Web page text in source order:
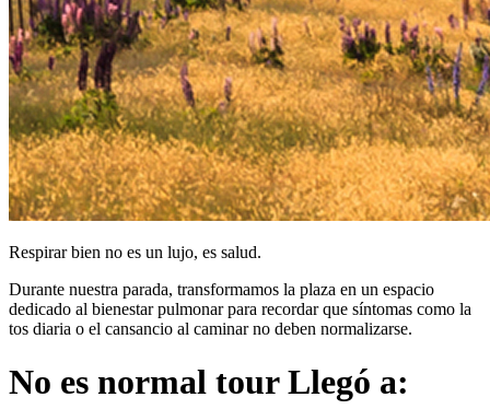
Respirar bien no es un lujo, es salud.
Durante nuestra parada, transformamos la plaza en un espacio
dedicado al bienestar pulmonar para recordar que síntomas como la
tos diaria o el cansancio al caminar no deben normalizarse.
No es normal tour Llegó a: